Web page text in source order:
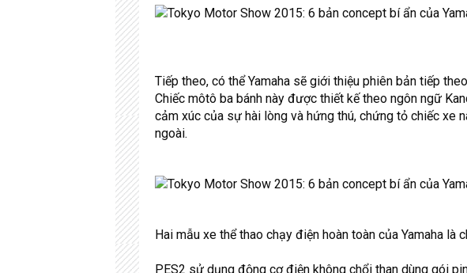
Tiếp theo, có thể Yamaha sẽ giới thiệu phiên bản tiếp
Chiếc môtô ba bánh này được thiết kế theo ngôn ngữ
cảm xúc của sự hài lòng và hứng thú, chứng tỏ chiếc xe
ngoài.
Hai mẫu xe thể thao chạy điện hoàn toàn của Yamaha
PES2 sử dụng động cơ điện không chổi than dùng gói